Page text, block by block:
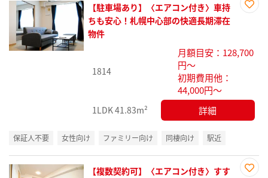
録
【駐車場あり】〈エアコン付き〉車持
ちも安心！札幌中心部の快適長期滞在
物件
1814
月額目安：128,700
円～
初期費用他：
44,000円～
1LDK41.83m² 詳細
保証人不要 女性向け ファミリー向け 同棲向け 駅近
【複数契約可】〈エアコン付き〉すす